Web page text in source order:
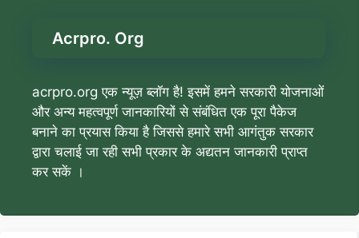
Acrpro. Org
acrpro.org एक न्यूज़ ब्लॉग है! इसमें हमने सरकारी योजनाओं
और अन्य महत्वपूर्ण जानकारियों से संबंधित एक पूरा पैकेज
बनाने का प्रयास किया है जिससे हमारे सभी आगंतुक सरकार
द्वारा चलाई जा रही सभी प्रकार के अद्यतन जानकारी प्राप्त
कर सकें ।